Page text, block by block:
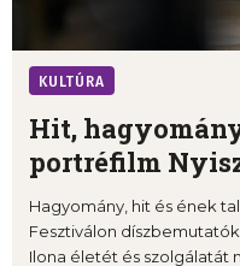
KULTÚRA
Hit,
portréfilm
Hagyomány, hit és ének
Fesztiválon
Ilona életét és szolgálatát